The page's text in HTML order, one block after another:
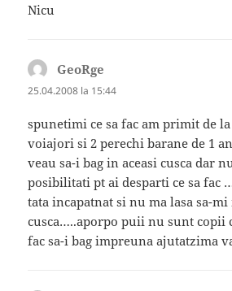
Nicu
GeoRge
25.04.2008 la 15:44
spunetimi ce sa fac am primit de
voiajori si 2 perechi barane de 1
veau sa-i bag in aceasi cusca dar
posibilitati pt ai desparti ce sa fac
tata incapatnat si nu ma lasa sa-
cusca…..aporpo puii nu sunt copii
fac sa-i bag impreuna ajutatzima